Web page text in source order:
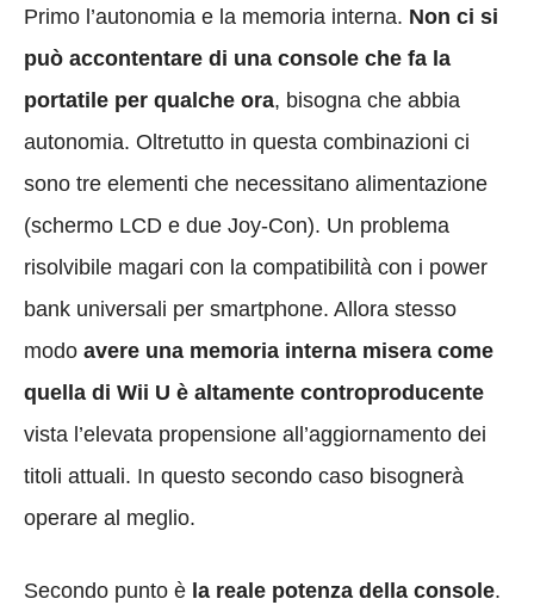
Primo l’autonomia e la memoria interna. Non ci si
può accontentare di una console che fa la
portatile per qualche ora, bisogna che abbia
autonomia. Oltretutto in questa combinazioni ci
sono tre elementi che necessitano alimentazione
(schermo LCD e due Joy-Con). Un problema
risolvibile magari con la compatibilità con i power
bank universali per smartphone. Allora stesso
modo avere una memoria interna misera come
quella di Wii U è altamente controproducente
vista l’elevata propensione all’aggiornamento dei
titoli attuali. In questo secondo caso bisognerà
operare al meglio.
Secondo punto è la reale potenza della console.